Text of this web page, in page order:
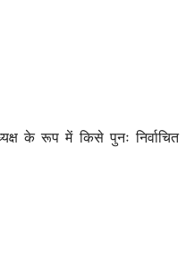
के रूप में किसे पुनः निर्वाचित